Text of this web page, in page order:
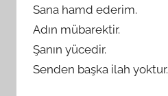
Sana hamd ederim.
Adın mübarektir.
Şanın yücedir.
Senden başka ilah yoktur.